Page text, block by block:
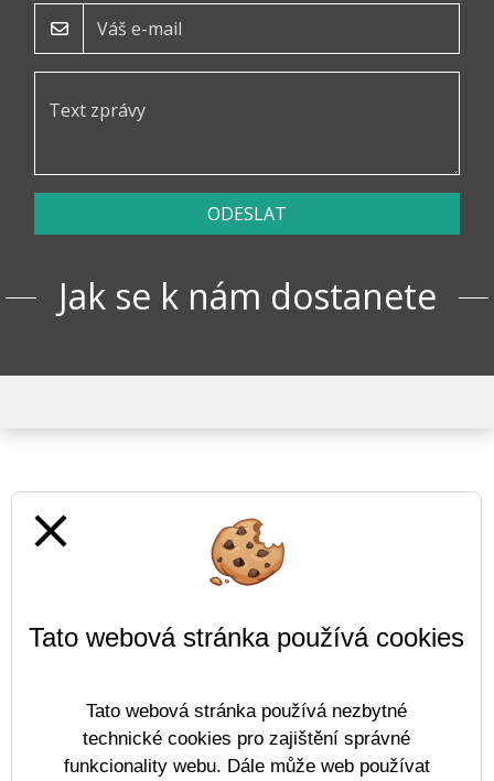
ODESLAT
Jak se k nám dostanete
close
Tato webová stránka používá cookies
Tato webová stránka používá nezbytné
technické cookies pro zajištění správné
funkcionality webu. Dále může web používat